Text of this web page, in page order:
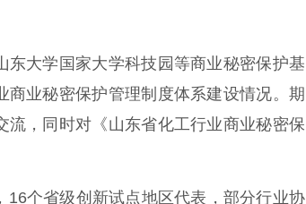
大学国家大学科技园等商业秘密保护基
业秘密保护管理制度体系建设情况。期
，同时对《山东省化工行业商业秘密保
个省级创新试点地区代表，部分行业协